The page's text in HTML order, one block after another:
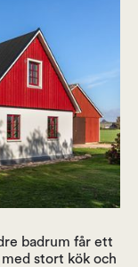
badrum får ett
stort kök och